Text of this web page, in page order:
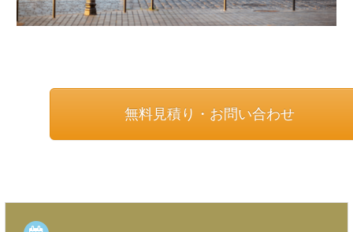
無料見積り・お問い合わせ